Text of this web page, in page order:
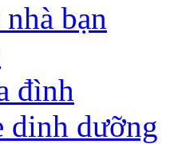
bạn
đình
dinh dưỡng